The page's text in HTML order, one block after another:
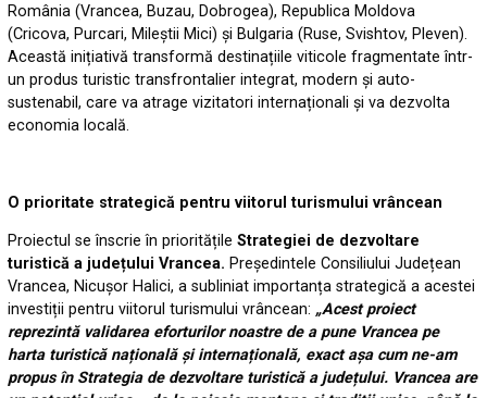
România (Vrancea, Buzau, Dobrogea), Republica Moldova
(Cricova, Purcari, Mileștii Mici) și Bulgaria (Ruse, Svishtov, Pleven).
Această inițiativă transformă destinațiile viticole fragmentate într-
un produs turistic transfrontalier integrat, modern și auto-
sustenabil, care va atrage vizitatori internaționali și va dezvolta
economia locală.
O prioritate strategică pentru viitorul turismului vrâncean
Proiectul se înscrie în prioritățileStrategiei de dezvoltare
turistică a județului Vrancea. Președintele Consiliului Județean
Vrancea, Nicușor Halici, a subliniat importanța strategică a acestei
investiții pentru viitorul turismului vrâncean: „Acest proiect
reprezintă validarea eforturilor noastre de a pune Vrancea pe
harta turistică națională și internațională, exact așa cum ne-am
propus în Strategia de dezvoltare turistică a județului. Vrancea are